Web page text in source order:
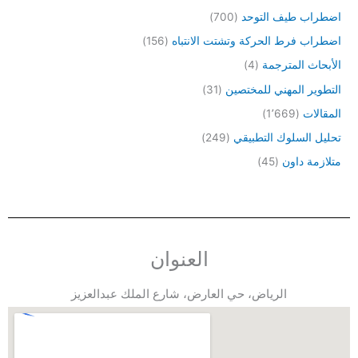
اضطراب طيف التوحد (700)
اضطراب فرط الحركة وتشتت الانتباه (156)
الأبحاث المترجمة (4)
التطوير المهني للمختصين (31)
المقالات (1٬669)
تحليل السلوك التطبيقي (249)
متلازمة داون (45)
العنوان
الرياض، حي العارض، شارع الملك عبدالعزيز